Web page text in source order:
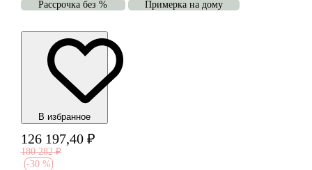
Рассрочка без % Примерка на дому
В избранноe
126 197,40 ₽
180 282 ₽
-30 %